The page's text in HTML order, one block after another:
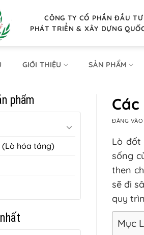
CÔNG TY CỔ PHẦN ĐẦU TƯ
PHÁT TRIỂN & XÂY DỰNG
GIỚI THIỆU SẢN PHẨM
phẩm
(Lò hỏa táng)
ĐĂNG
Lò
sống
then
sẽ đi
quy
Mục